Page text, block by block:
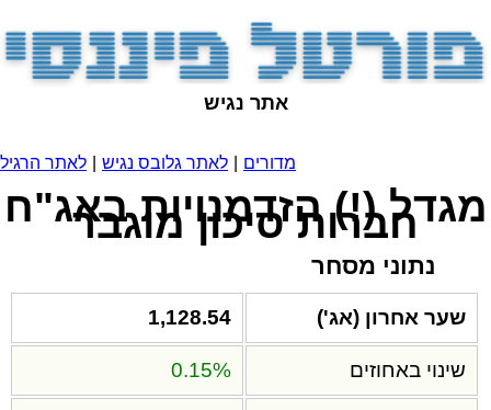
אתר נגיש
לאתר הרגיל לאתר גלובס נגיש מדורים
מגדל (!) הזדמנויות באג"ח
חברות סיכון מוגבר
נתוני מסחר
שער אחרון (אג') 1,128.54
שינוי באחוזים 0.15%